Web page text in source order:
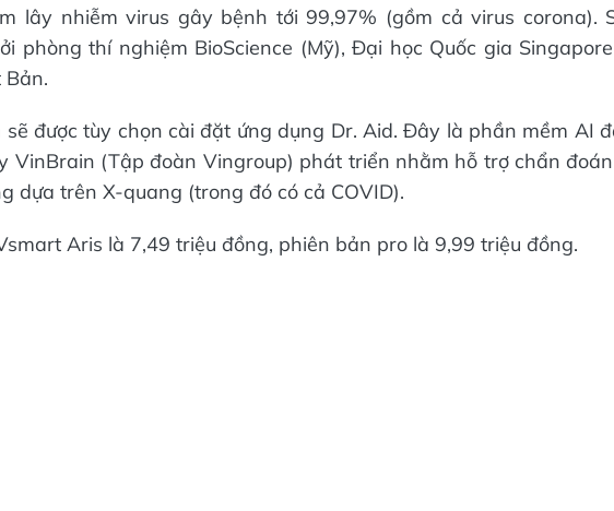
lây nhiễm virus gây bệnh tới 99,97% (gồm cả virus corona).
phòng thí nghiệm BioScience (Mỹ), Đại học Quốc gia
Bản.
được tùy chọn cài đặt ứng dụng Dr. Aid. Đây là phần mềm AI
VinBrain (Tập đoàn Vingroup) phát triển nhằm hỗ trợ chẩn
dựa trên X-quang (trong đó có cả COVID).
Aris là 7,49 triệu đồng, phiên bản pro là 9,99 triệu đồng.